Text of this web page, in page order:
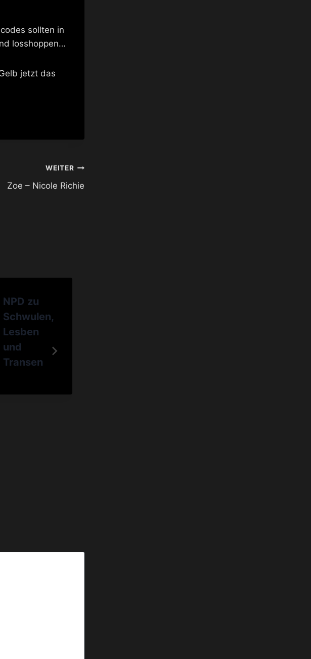
sollten in
losshoppen…
jetzt das
WEITER
Zoe – Nicole Richie
NPD zu
Schwulen,
Lesben
und
Transen